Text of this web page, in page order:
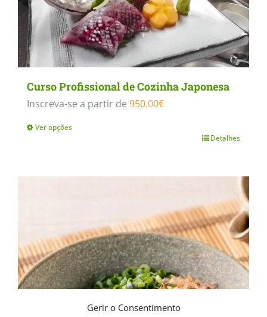
Gerir o Consentimento
Curso Profissional de Cozinha Japonesa
Inscreva-se a partir de 950.00€
Ver opções
has
The
options
may
Detalhes